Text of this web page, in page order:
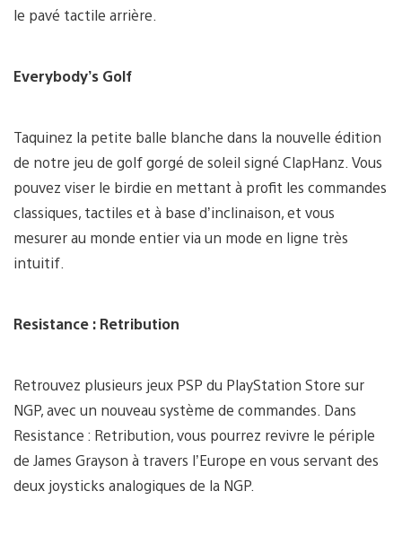
le pavé tactile arrière.
Everybody’s Golf
Taquinez la petite balle blanche dans la nouvelle édition
de notre jeu de golf gorgé de soleil signé ClapHanz. Vous
pouvez viser le birdie en mettant à profit les commandes
classiques, tactiles et à base d’inclinaison, et vous
mesurer au monde entier via un mode en ligne très
intuitif.
Resistance : Retribution
Retrouvez plusieurs jeux PSP du PlayStation Store sur
NGP, avec un nouveau système de commandes. Dans
Resistance : Retribution, vous pourrez revivre le périple
de James Grayson à travers l’Europe en vous servant des
deux joysticks analogiques de la NGP.